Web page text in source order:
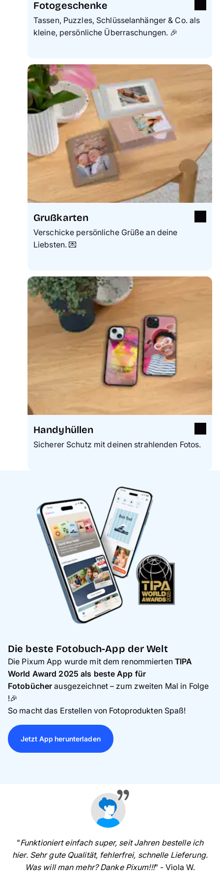
Fotogeschenke
Tassen, Puzzles, Schlüsselanhänger & Co. als
kleine, persönliche Überraschungen. 🎉
Grußkarten
Verschicke persönliche Grüße an deine
Liebsten. 💌
Handyhüllen
Sicherer Schutz mit deinen strahlenden Fotos.
Die beste Fotobuch-App der Welt
Die Pixum App wurde mit dem renommierten TIPA
World Award 2025 als beste App für
Fotobücher ausgezeichnet– zum zweiten Mal in Folge
!🎉
So macht das Erstellen von Fotoprodukten Spaß!
Jetzt App herunterladen
"Funktioniert einfach super, seit Jahren bestelle ich
hier. Sehr gute Qualität, fehlerfrei, schnelle Lieferung.
Was will man mehr? Danke Pixum!!!" - Viola W.